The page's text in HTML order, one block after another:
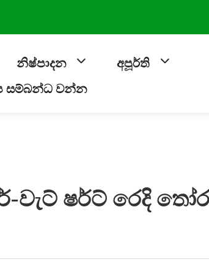
නිෂ්පාදන
අපූර්ති
සම්බන්ධ වන්න
ෂර්ට් රෙදි